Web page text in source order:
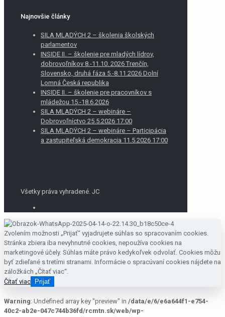
Najnovšie články
SILA MLADÝCH 2 – školenia školských
parlamentov
INSIDE II. – školenie pre mladých lídrov,
dobrovoľníkov 8.-11.10. 2026 Trenčín,
Slovensko, druhá fáza 5.-8.11.2026 Dolní
Lomná Česká republika
INSIDE II. – školenie pre pracovníkov s
mládežou 15.-18.6.2026
SILA MLADÝCH 2 – webináre –
Dobrovoľníctvo 25.5.2026 17:00
SILA MLADÝCH 2 – webináre – Participácia
a zastupiteľská demokracia 11.5.2026 17:00
Všetky práva vyhradené. JC
Zvolením možnosti „Prijať“ vyjadrujete súhlas so spracovaním cookies.
Stránka zbiera iba nevyhnutné cookies, nepoužíva cookies na
marketingové účely. Súhlas máte právo kedykoľvek odvolať. Cookies môžu
byť zdieľané s tretími stranami. Informácie o spracúvaní cookies nájdete na
záložkách „Čítať viac“.
Čítať viac Prijať
Warning: Undefined array key "preview" in /data/e/6/e6a644f1-e754-
40c2-ab2e-047c744b36fd/rcmtn.sk/web/wp-